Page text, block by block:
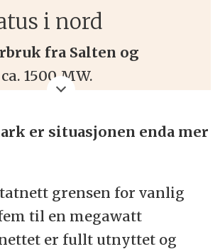
i nord
fra Salten og
ca. 1500 MW.
60 prosent økning i
forbruk.
til nytt forbruk:
er situasjonen enda mer
grensen for vanlig
til en megawatt
er fullt utnyttet og